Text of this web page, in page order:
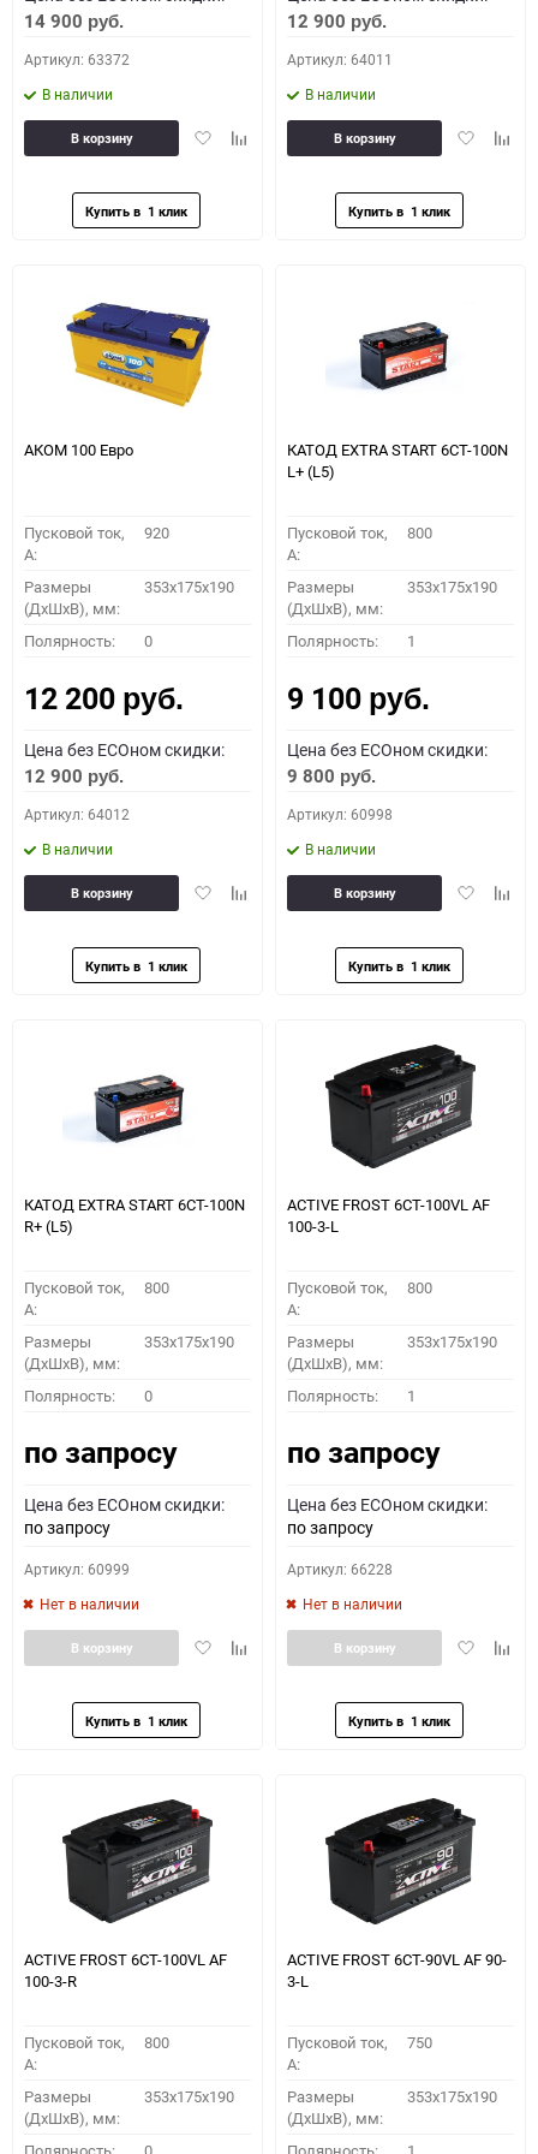
14 900 руб.
Артикул: 63372
В наличии
ДобавитьДобавить
В корзину
12 900 руб.
Артикул: 64011
В наличии
Добавить
В корзину
АКОМ 100 Евро
Пусковой ток,
A:
920
Размеры
(ДхШхВ), мм:
353x175x190
Полярность: 0
12 200 руб.
Цена без ECOном скидки:
12 900 руб.
Артикул: 64012
В наличии
ДобавитьДобавить
В корзину
КАТОД EXTRA START 6СТ-100N
L+ (L5)
Пусковой ток,
A:
800
Размеры
(ДхШхВ), мм:
353x175x190
Полярность: 1
9 100 руб.
Цена без ECOном скидки:
9 800 руб.
Артикул: 60998
В наличии
Добавить
В корзину
КАТОД EXTRA START 6СТ-100N
R+ (L5)
Пусковой ток,
A:
800
Размеры
(ДхШхВ), мм:
353x175x190
Полярность: 0
по запросу
Цена без ECOном скидки:
по запросу
Артикул: 60999
Нет в наличии
ДобавитьДобавить
В корзину
ACTIVE FROST 6СТ-100VL АF
100-3-L
Пусковой ток,
A:
800
Размеры
(ДхШхВ), мм:
353x175x190
Полярность: 1
по запросу
Цена без ECOном скидки:
по запросу
Артикул: 66228
Нет в наличии
Добавить
В корзину
ACTIVE FROST 6СТ-100VL АF
100-3-R
Пусковой ток,
A:
800
Размеры
(ДхШхВ), мм:
353x175x190
ACTIVE FROST 6СТ-90VL АF 90-
3-L
Пусковой ток,
A:
750
Размеры
(ДхШхВ), мм:
353x175x190